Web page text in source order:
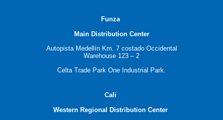
Funza
Main Distribution Center
Autopista Medellín Km. 7 costado Occidental
Warehouse 123 – 2
Celta Trade Park One Industrial Park.
Cali
Western Regional Distribution Center